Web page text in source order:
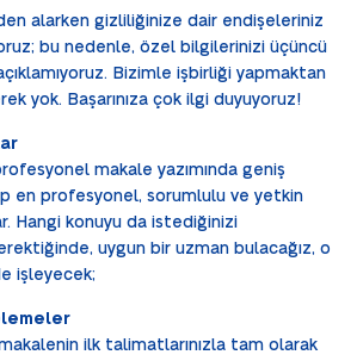
alarken gizliliğinize dair endişeleriniz
bu nedenle, özel bilgilerinizi üçüncü
Bizimle işbirliği yapmaktan
yok. Başarınıza çok ilgi duyuyoruz!
makale yazımında geniş
en profesyonel, sorumlulu ve yetkin
Hangi konuyu da istediğinizi
uygun bir uzman bulacağız, o
işleyecek;
makalenin ilk talimatlarınızla tam olarak